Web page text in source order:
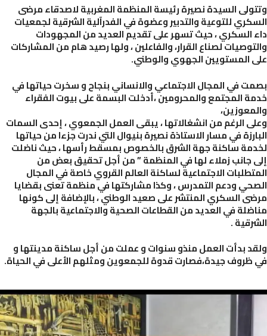
السيدة نصيرة رئيسة المنظمة المغربية لاصدقاء مرضى
للتوعية والتدبير وعضوة في الفدرآلية الشرقية لجمعيات
السكري ، حيث تسهر على تقديم العديد من المجهودات
لصناع القرار، والفاعلين ، ولها رصيد هام من المشاركات
المستويين الجهوي والوطني.
في المجال الاجتماعي والانساني بنجاح و سخرت حياتها في
المجتمع والمحرومين ،أدخلت البسمة على بيوت الفقراء
الرغم من انشغالاتها ، يبقى العمل الجمعوي ، إحدى السمات
في مسار الاستاذة نصيرة بنيوال التي ندرت جزءا من حياتها
ساكنة جهة الشرق بالخصوص بمسقط رأسها ، حيث ناضلت
جانب زملاء لها في المنظمة ” من أجل تحقيق بعض من
الاجتماعية لساكنة العالم القروي خاصة في المجال
ودعم التمدرس ، وكذا مشاركتها في منظمة تعنى بقضايا
السكري المنتشر على صعيد الوطني ، بالإضافة إلى كونها
في العديد من القطاعات الصحية والاجتماعية بالجهة
.
بدأت العمل منذو سنوات و عملت من أجل ساكنة مدينتها و
جيدة،فصارت قدوة للجمعوين ومثلهم الأعلى في الحياة.